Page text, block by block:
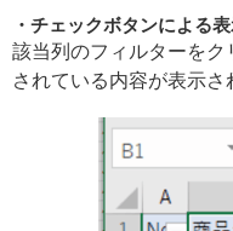
チェックボタンによる
該当列のフィルターをク
されている内容が表示さ